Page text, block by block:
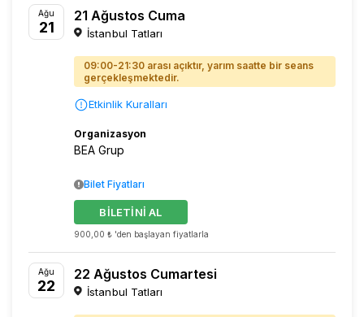
Ağu
21
21 Ağustos Cuma
İstanbul Tatları
09:00-21:30 arası açıktır, yarım saatte bir seans
gerçekleşmektedir.
Etkinlik Kuralları
Organizasyon
BEA Grup
900,00 ₺ 'den başlayan fiyatlarla
BİLETİNİ AL
Bilet Fiyatları
Ağu
22
22 Ağustos Cumartesi
İstanbul Tatları